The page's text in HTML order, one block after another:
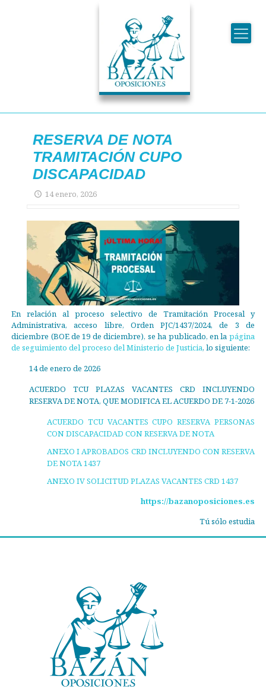
RESERVA DE NOTA
TRAMITACIÓN CUPO
DISCAPACIDAD
14 enero, 2026
En relación al proceso selectivo de Tramitación Procesal y
Administrativa, acceso libre, Orden PJC/1437/2024, de 3 de
diciembre (BOE de 19 de diciembre), se ha publicado, en la página
de seguimiento del proceso del Ministerio de Justicia, lo siguiente:
14 de enero de 2026
ACUERDO TCU PLAZAS VACANTES CRD INCLUYENDO
RESERVA DE NOTA, QUE MODIFICA EL ACUERDO DE 7-1-2026
ACUERDO TCU VACANTES CUPO RESERVA PERSONAS
CON DISCAPACIDAD CON RESERVA DE NOTA
ANEXO I APROBADOS CRD INCLUYENDO CON RESERVA
DE NOTA 1437
ANEXO IV SOLICITUD PLAZAS VACANTES CRD 1437
https://bazanoposiciones.es
Tú sólo estudia